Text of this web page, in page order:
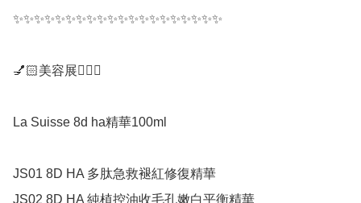
✨✨✨✨✨✨✨✨✨✨✨✨✨✨✨✨✨✨✨✨
💅🏻美容展💆🏻‍♀️
La Suisse 8d ha精華100ml
JS01 8D HA 多肽急救褪紅修復精華
JS02 8D HA 純植控油收毛孔嫩白平衡精華